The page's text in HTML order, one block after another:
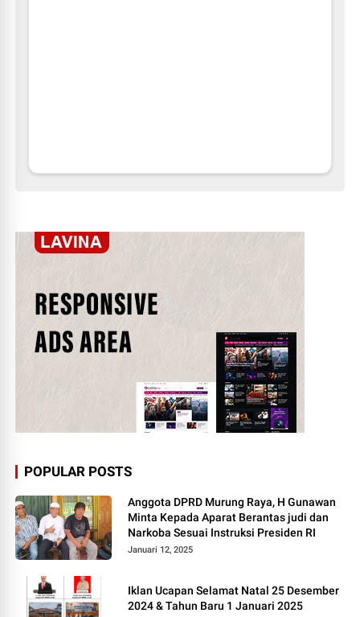
POPULAR POSTS
Anggota DPRD Murung Raya, H Gunawan
Minta Kepada Aparat Berantas judi dan
Narkoba Sesuai Instruksi Presiden RI
Januari 12, 2025
Iklan Ucapan Selamat Natal 25 Desember
2024 & Tahun Baru 1 Januari 2025